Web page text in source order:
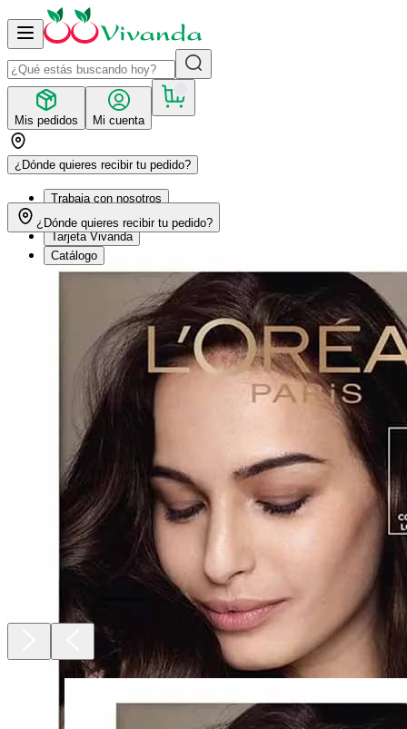
Mis pedidos Mi cuenta
¿Dónde quieres recibir tu pedido?
Trabaja con nosotros
Recetas
Tarjeta Vivanda
Catálogo
¿Dónde quieres recibir tu pedido?